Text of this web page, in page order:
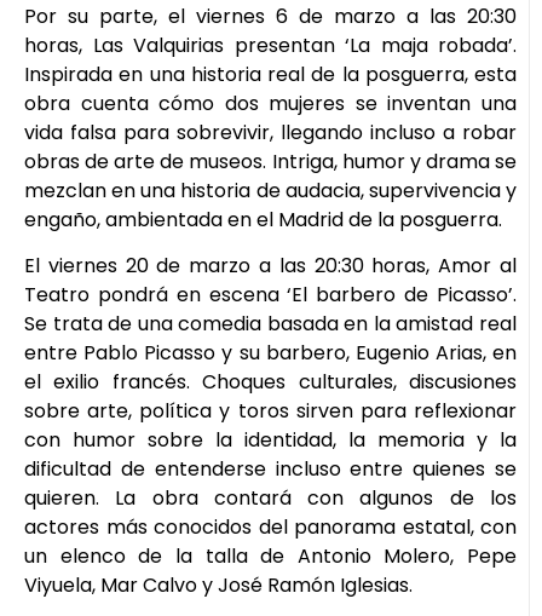
Por su parte, el viernes 6 de marzo a las 20:30
horas, Las Valquirias presentan ‘La maja robada’.
Inspirada en una historia real de la posguerra, esta
obra cuenta cómo dos mujeres se inventan una
vida falsa para sobrevivir, llegando incluso a robar
obras de arte de museos. Intriga, humor y drama se
mezclan en una historia de audacia, supervivencia y
engaño, ambientada en el Madrid de la posguerra.
El viernes 20 de marzo a las 20:30 horas, Amor al
Teatro pondrá en escena ‘El barbero de Picasso’.
Se trata de una comedia basada en la amistad real
entre Pablo Picasso y su barbero, Eugenio Arias, en
el exilio francés. Choques culturales, discusiones
sobre arte, política y toros sirven para reflexionar
con humor sobre la identidad, la memoria y la
dificultad de entenderse incluso entre quienes se
quieren. La obra contará con algunos de los
actores más conocidos del panorama estatal, con
un elenco de la talla de Antonio Molero, Pepe
Viyuela, Mar Calvo y José Ramón Iglesias.